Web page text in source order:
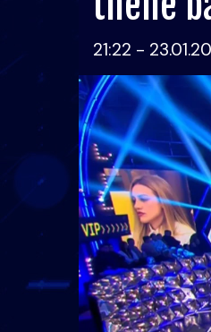
21:22 -